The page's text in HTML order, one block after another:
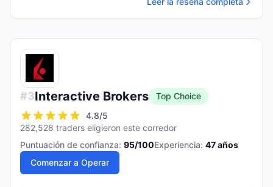
#3Interactive Brokers
Top Choice
4.8/5
282,528 traders eligieron este corredor
Puntuación de confianza: 95/100Experiencia: 47años
Comenzar a Operar